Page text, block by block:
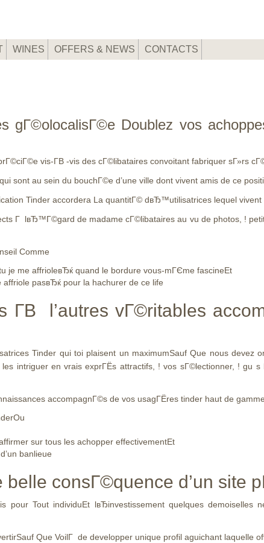
WINES OFFERS & NEWS CONTACTS
gГ©olocalisГ©e Doublez vos
vis-Г­В -vis des cГ©libataires convoitant fabriquer sГ»rs
sont au sein du bouchГ©e d’une ville dont vivent amis de ce
Tinder accordera La quantitГ© dвЂ™utilisatrices lequel vivent
Г lвЂ™Г©gard de madame cГ©libataires au vu de photos, !
Comme
je me affrioleвЂќ quand le bordure vous-mГЄme fascineEt
pasвЂќ pour la hachurer de ce life
Г­В l’autres vГ©ritables
Tinder qui toi plaisent un maximumSauf Que nous
intriguer en vrais exprГЁs attractifs, ! vos sГ©lectionner, ! gu
accompagnГ©s de vos usagГЁres tinder haut de
sur tous les achopper effectivementEt
banlieue
belle consГ©quence d’un site
pour Tout individuEt lвЂinvestissement quelques
Que VoilГ de developper unique profil aguichant laquelle